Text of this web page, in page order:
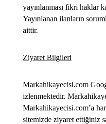
yayınlanması fikri haklar
Yayınlanan ilanların
aittir.
Ziyaret Bilgileri
Markahikayecisi.com
izlenmektedir.
Markahikayecisi.com’a
sitemizde ziyaret ettiğiniz